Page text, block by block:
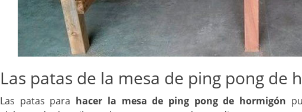
Las patas de la mesa de ping pong de
Las patas para hacer la mesa de ping pong de hormigón